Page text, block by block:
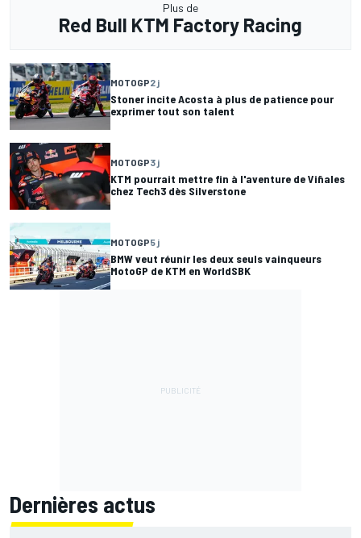
Plus de
Red Bull KTM Factory Racing
MOTOGP2 j
Stoner incite Acosta à plus de patience pour
exprimer tout son talent
MOTOGP3 j
KTM pourrait mettre fin à l'aventure de Viñales
chez Tech3 dès Silverstone
MOTOGP5 j
BMW veut réunir les deux seuls vainqueurs
MotoGP de KTM en WorldSBK
Dernières actus